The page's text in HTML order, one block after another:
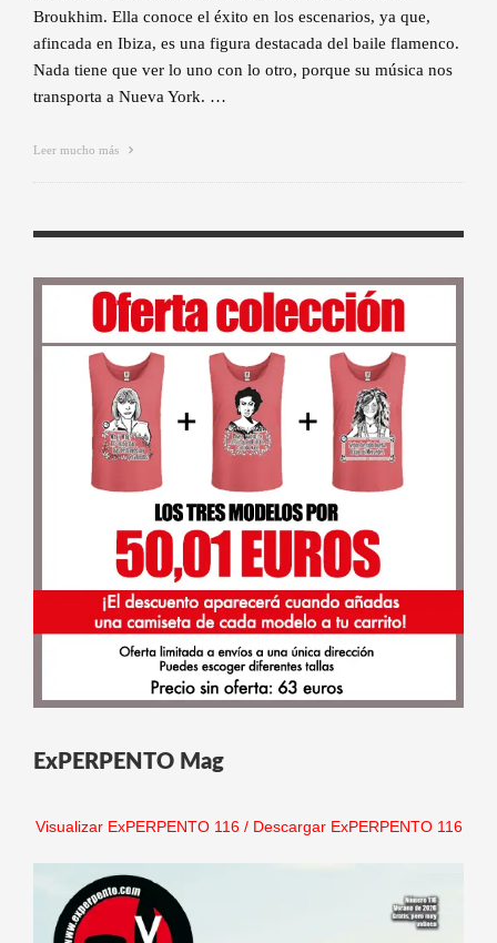
Broukhim. Ella conoce el éxito en los escenarios, ya que,
afincada en Ibiza, es una figura destacada del baile flamenco.
Nada tiene que ver lo uno con lo otro, porque su música nos
transporta a Nueva York. …
Leer mucho más
ExPERPENTO Mag
Visualizar ExPERPENTO 116/ Descargar ExPERPENTO 116